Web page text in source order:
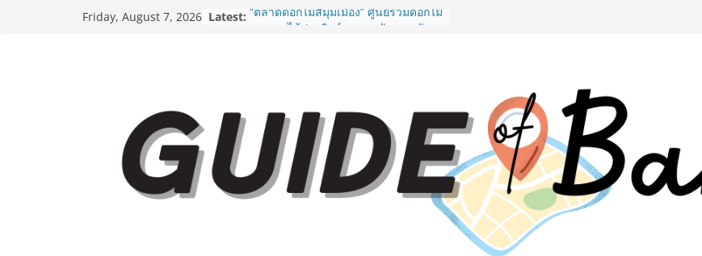
Friday, August 7, 2026 Latest: “ตลาดดอกไม้สี่มุมเมือง” ศูนย์รวมดอกไม้
“CE-7 MATCH” ฝีมือคนไทย ร่วมภารกิจ
สำรวจดวงจันทร์ 24 สิงหาคมนี้
8.8 “ซูเลียน” รวมพลังนักธุรกิจทั่ว
ประเทศ จัดประชุมใหญ่แห่งปี พบ CEO
“ดร.ปิยะวัฒน์” ถ่ายทอดวิสัยทัศน์ธุรกิจ
พร้อมฟรีคอนเสิร์ต “โชค รถแห่” ยกวง
AirAsia X SEE FAH พันธมิตรทางธุรกิจ